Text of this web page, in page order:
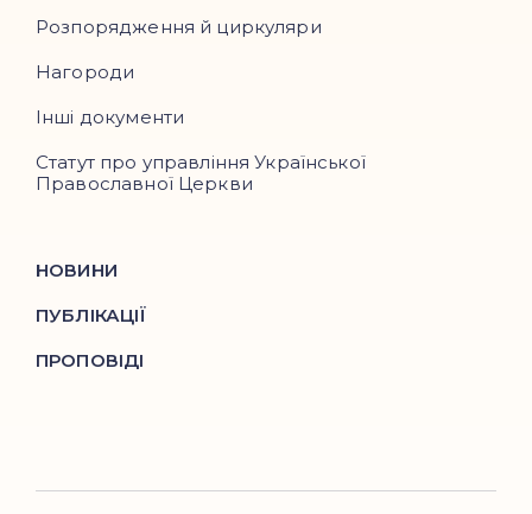
Розпорядження й циркуляри
Нагороди
Інші документи
Статут про управління Української
Православної Церкви
НОВИНИ
ПУБЛІКАЦІЇ
ПРОПОВІДІ